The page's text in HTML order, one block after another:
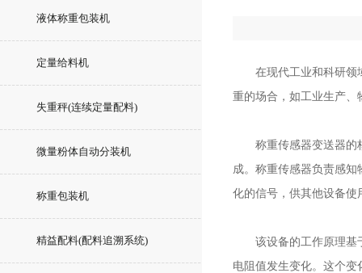
液体称重包装机
定量给料机
失重秤(连续定量配料)
微量粉体自动分装机
称重包装机
精益配料(配料追溯系统)
在现代工业和科研领域
重的场合，如工业生产、
称重传感器变送器的核
成。称重传感器负责感
化的信号，供其他设备使
该设备的工作原理基于
电阻值发生变化。这个